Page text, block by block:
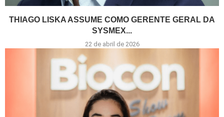
THIAGO LISKA ASSUME COMO GERENTE GERAL DA
SYSMEX...
22 de abril de 2026